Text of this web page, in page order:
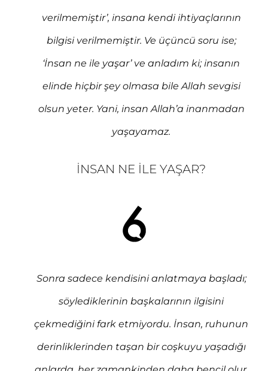
verilmemiştir’, insana kendi ihtiyaçlarının
bilgisi verilmemiştir. Ve üçüncü soru ise;
‘İnsan ne ile yaşar’ ve anladım ki; insanın
elinde hiçbir şey olmasa bile Allah sevgisi
olsun yeter. Yani, insan Allah’a inanmadan
yaşayamaz.
İNSAN NE İLE YAŞAR?
Sonra sadece kendisini anlatmaya başladı;
söylediklerinin başkalarının ilgisini
çekmediğini fark etmiyordu. İnsan, ruhunun
derinliklerinden taşan bir coşkuyu yaşadığı